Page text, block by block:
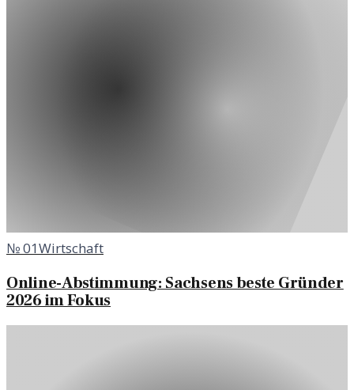
№01Wirtschaft
Online-Abstimmung: Sachsens beste Gründer
2026 im Fokus